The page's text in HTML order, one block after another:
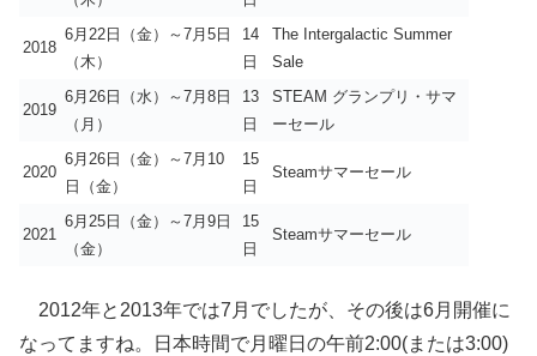
2018
6月22日（金）～7月5日
（木）
14
日
The Intergalactic Summer
Sale
2019
6月26日（水）～7月8日
（月）
13
日
STEAM グランプリ・サマ
ーセール
2020
6月26日（金）～7月10
日（金）
15
日
Steamサマーセール
2021
6月25日（金）～7月9日
（金）
15
日
Steamサマーセール
2012年と2013年では7月でしたが、その後は6月開催に
なってますね。日本時間で月曜日の午前2:00(または3:00)